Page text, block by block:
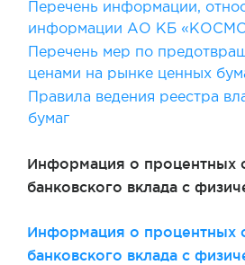
Перечень информации,
информации АО КБ
Перечень мер по
ценами на рынке ценных
Правила ведения реестра
бумаг
Информация о процентных
банковского вклада с
Информация о процентных
банковского вклада с